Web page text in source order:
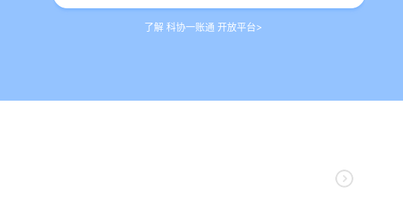
了解 科协一账通 开放平台>